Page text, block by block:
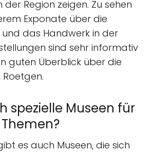
Region zeigen. Zu sehen
Exponate über die
das Handwerk in der
sind sehr informativ
guten Überblick über die
spezielle Museen für
es auch Museen, die sich